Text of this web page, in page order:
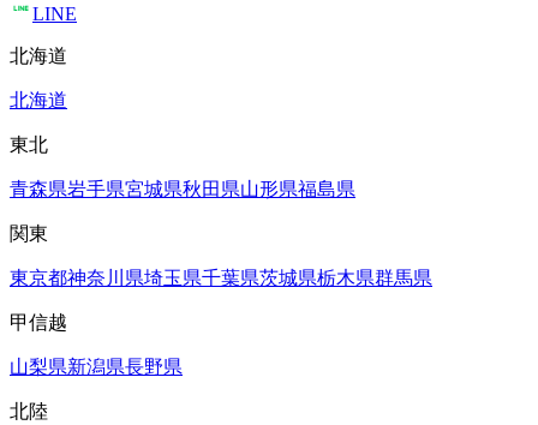
LINE
北海道
北海道
東北
青森県岩手県宮城県秋田県山形県福島県
関東
東京都神奈川県埼玉県千葉県茨城県栃木県群馬県
甲信越
山梨県新潟県長野県
北陸